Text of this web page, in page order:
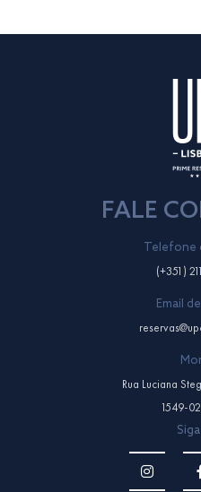
FALE
Telefone
(+351)
Email
Rua Luciana
1549-